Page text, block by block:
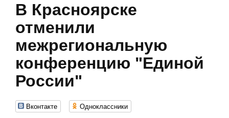
В Красноярске
отменили
межрегиональную
конференцию "Единой
России"
Вконтакте Одноклассники